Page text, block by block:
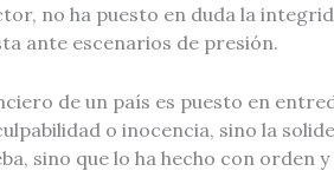
no ha puesto en duda la
ante escenarios de presión.
de un país es puesto en
o inocencia, sino la
sino que lo ha hecho con orden